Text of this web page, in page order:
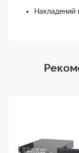
Накладений